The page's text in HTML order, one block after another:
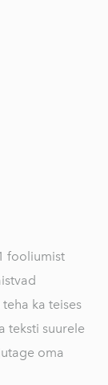
fooliumist
ka teises
teksti suurele
oma